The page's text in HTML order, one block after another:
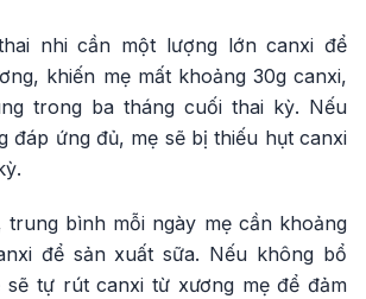
nhi cần một lượng lớn canxi để
khiến mẹ mất khoảng 30g canxi,
trong ba tháng cuối thai kỳ. Nếu
đáp ứng đủ, mẹ sẽ bị thiếu hụt canxi
bình mỗi ngày mẹ cần khoảng
để sản xuất sữa. Nếu không bổ
tự rút canxi từ xương mẹ để đảm